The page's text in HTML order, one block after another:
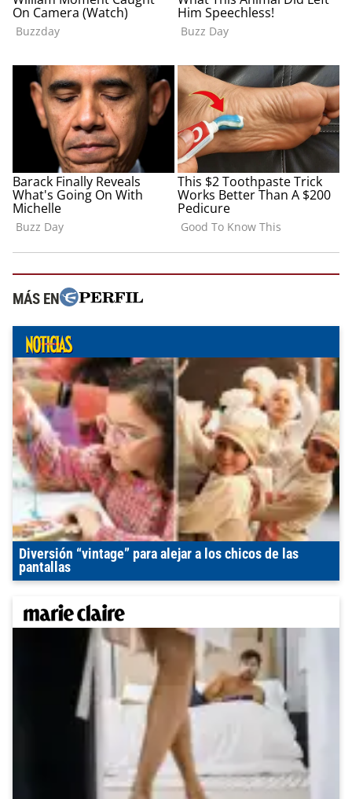
MÁS EN
Diversión “vintage” para alejar a los chicos de las
pantallas